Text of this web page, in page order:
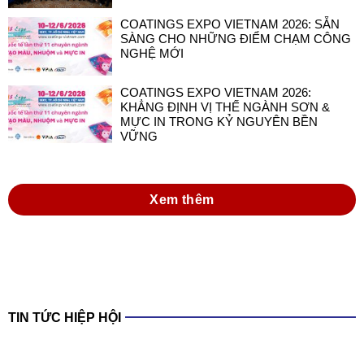
COATINGS EXPO VIETNAM 2026: SẴN
SÀNG CHO NHỮNG ĐIỂM CHẠM CÔNG
NGHỆ MỚI
COATINGS EXPO VIETNAM 2026:
KHẲNG ĐỊNH VỊ THẾ NGÀNH SƠN &
MỰC IN TRONG KỶ NGUYÊN BỀN
VỮNG
Xem thêm
TIN TỨC HIỆP HỘI